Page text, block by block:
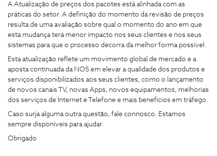
A Atualização de preços dos pacotes está alinhada com as
práticas do setor. A definição do momento da revisão de preços
resulta de uma avaliação sobre qual o momento do ano em que
esta mudança terá menor impacto nos seus clientes e nos seus
sistemas para que o processo decorra da melhor forma possível.
Esta atualização reflete um movimento global de mercado e a
aposta continuada da NOS em elevar a qualidade dos produtos e
serviços disponibilizados aos seus clientes, como o lançamento
de novos canais TV, novas Apps, novos equipamentos, melhorias
dos serviços de Internet e Telefone e mais benefícios em tráfego.
Caso surja alguma outra questão, fale connosco. Estamos
sempre disponíveis para ajudar.
Obrigado